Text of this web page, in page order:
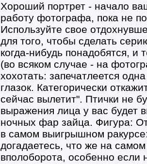
Хороший портрет - начало
работу фотографа, пока не
Используйте свое
для того, чтобы сделать
когда-нибудь понадобятся, и
(во всяком случае - на
хохотать: запечатлеется
глазок. Категорически
сейчас вылетит". Птички не
выражения лица у вас будет
ночных фар зайца. Фигура:
в самом выигрышном
догадаетесь, что же на
вполоборота, особенно если